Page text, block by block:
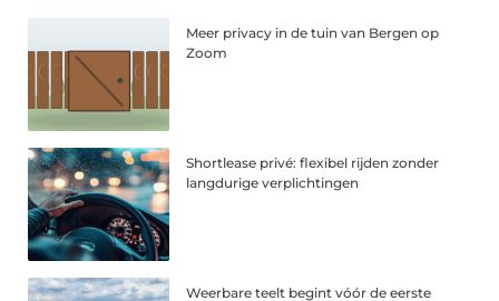
Meer privacy in de tuin van Bergen op
Zoom
Shortlease privé: flexibel rijden zonder
langdurige verplichtingen
Weerbare teelt begint vóór de eerste